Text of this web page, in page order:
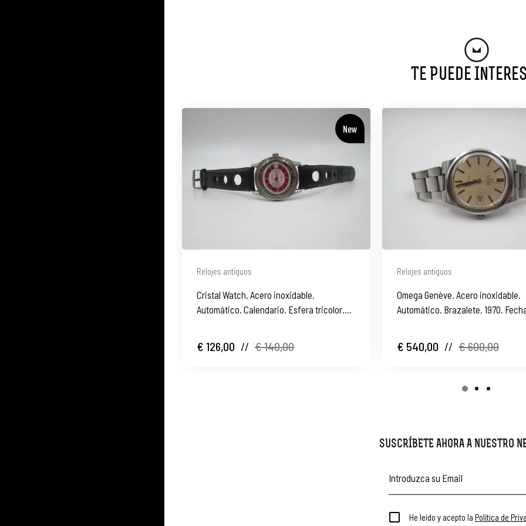
Te Puede
New
Relojes antiguos
Cristal Watch. Acero inoxidable.
Automático. Calendario. Esfera tricolor.
€ 126,00 // € 140,00
Relojes antiguos
Omega Genève. Acero inoxidable.
Automático. Brazalete. 1970.
€ 540,00 // € 600,00
SUSCRÍBETE AHORA A NUESTRO
He leído y acepto la Política de